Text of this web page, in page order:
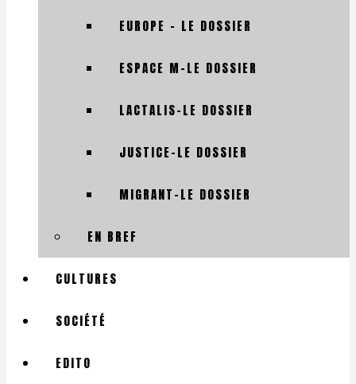
EUROPE – LE DOSSIER
ESPACE M-LE DOSSIER
LACTALIS-LE DOSSIER
JUSTICE-LE DOSSIER
MIGRANT-LE DOSSIER
EN BREF
CULTURES
SOCIÉTÉ
EDITO